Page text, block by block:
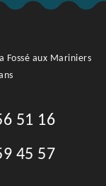
Fossé aux Mariniers
51 16
45 57